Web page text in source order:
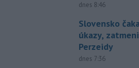
dnes 8:46
Slovensko
úkazy,
Perzeidy
dnes 7:36